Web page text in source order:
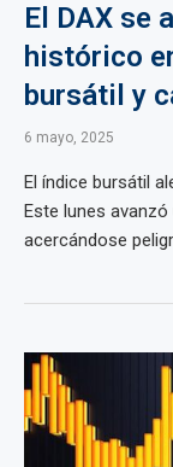
El DAX se
histórico
bursátil y
6 mayo, 2025
El índice bursátil
Este lunes
acercándose